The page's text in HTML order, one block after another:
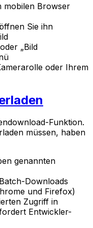
mobilen Browser
Sie ihn
„Bild
oder Ihrem
Funktion.
müssen, haben
genannten
Downloads
und Firefox)
Zugriff in
Entwickler-